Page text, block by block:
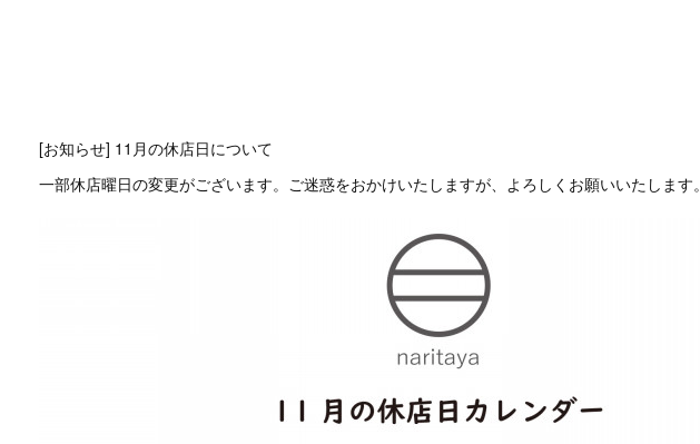
[お知らせ] 11月の休店日について
一部休店曜日の変更がございます。ご迷惑をおかけいたしますが、よろしくお願いいたします。